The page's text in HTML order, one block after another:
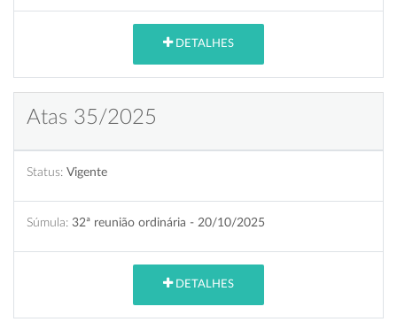
DETALHES
Atas 35/2025
Status: Vigente
Súmula: 32ª reunião ordinária - 20/10/2025
DETALHES